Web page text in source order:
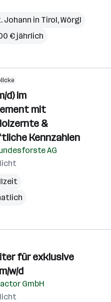
Johann in Tirol,Wörgl
€ jährlich
d) im
mit
&
Kennzahlen
AG
für exklusive
w/d
GmbH